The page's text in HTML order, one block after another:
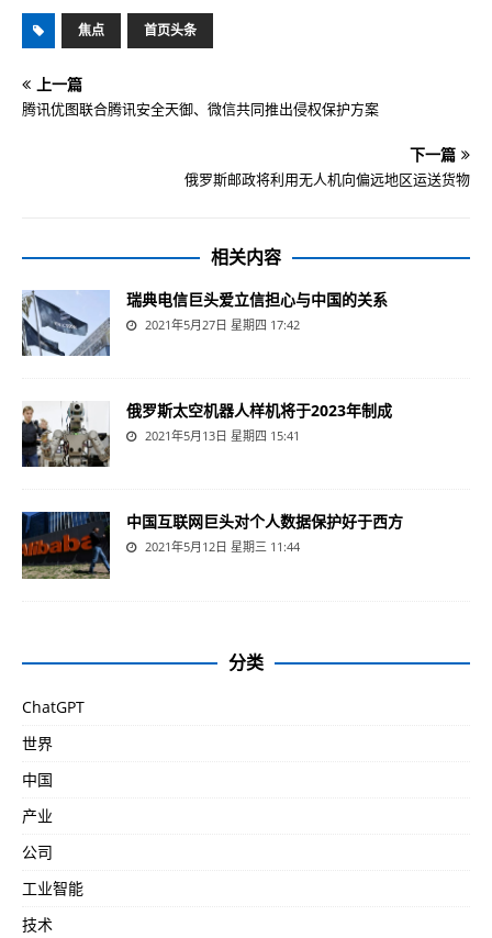
焦点 首页头条
上一篇
腾讯优图联合腾讯安全天御、微信共同推出侵权保护方案
下一篇
俄罗斯邮政将利用无人机向偏远地区运送货物
相关内容
瑞典电信巨头爱立信担心与中国的关系
2021年5月27日 星期四 17:42
俄罗斯太空机器人样机将于2023年制成
2021年5月13日 星期四 15:41
中国互联网巨头对个人数据保护好于西方
2021年5月12日 星期三 11:44
分类
ChatGPT
世界
中国
产业
公司
工业智能
技术